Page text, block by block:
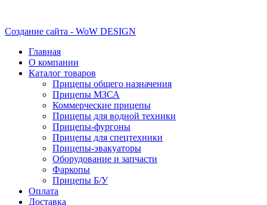
Создание сайта - WoW DESIGN
Главная
О компании
Каталог товаров
Прицепы общего назначения
Прицепы МЗСА
Коммерческие прицепы
Прицепы для водной техники
Прицепы-фургоны
Прицепы для спецтехники
Прицепы-эвакуаторы
Оборудование и запчасти
Фаркопы
Прицепы Б/У
Оплата
Доставка